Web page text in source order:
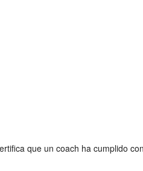
que un coach ha cumplido